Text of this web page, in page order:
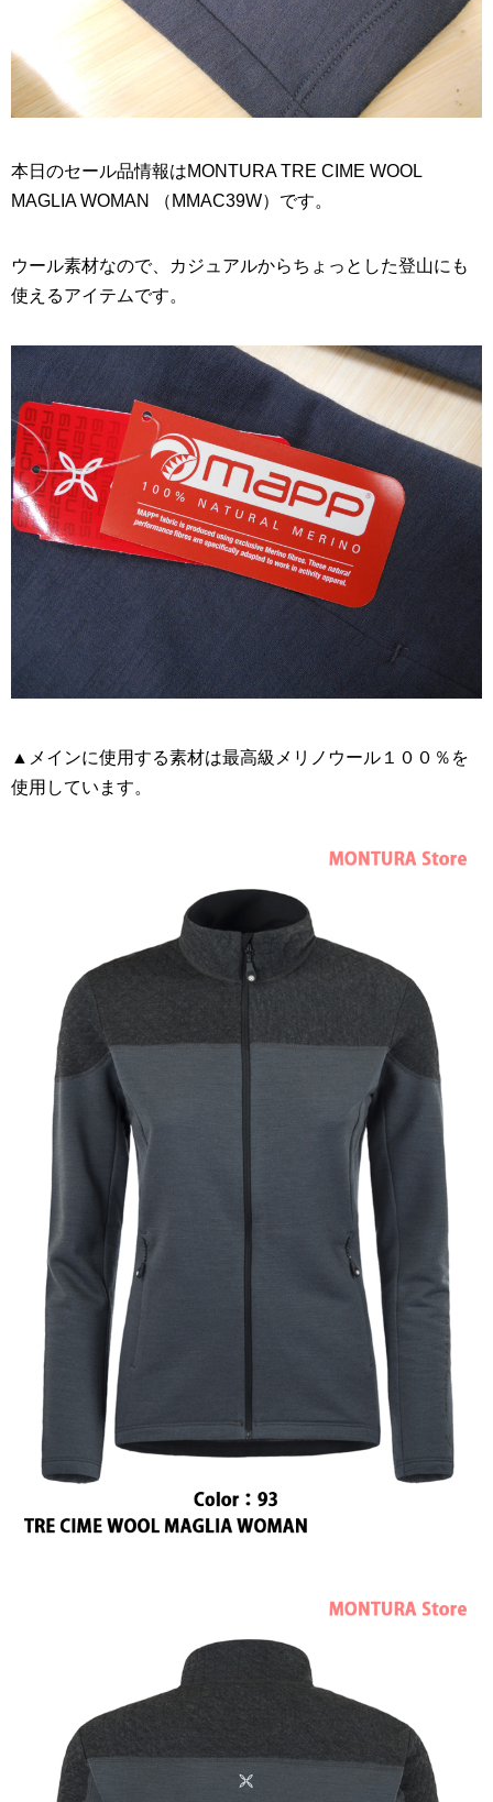
本日のセール品情報はMONTURA TRE CIME WOOL
MAGLIA WOMAN （MMAC39W）です。
ウール素材なので、カジュアルからちょっとした登山にも
使えるアイテムです。
▲メインに使用する素材は最高級メリノウール１００％を
使用しています。